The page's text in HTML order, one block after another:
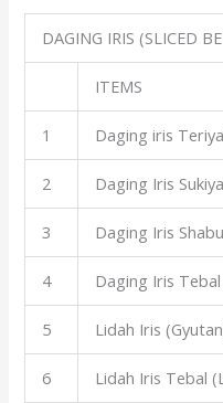
DAGING IRIS (SLICED
ITEMS
1 Daging iris
2 Daging Iris
3 Daging Iris
4 Daging Iris
5 Lidah Iris
6 Lidah Iris Tebal